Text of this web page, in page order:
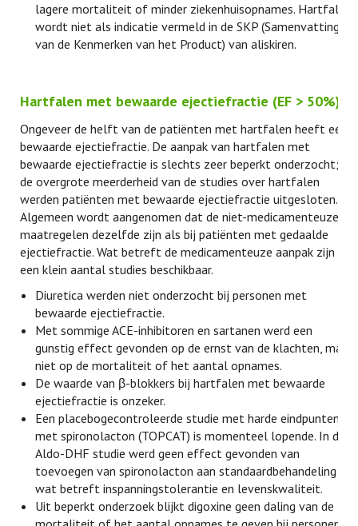
lagere mortaliteit of minder ziekenhuisopnames. Hartfalen
wordt niet als indicatie vermeld in de SKP (Samenvatting
van de Kenmerken van het Product) van aliskiren.
Hartfalen met bewaarde ejectiefractie (EF > 50%)
Ongeveer de helft van de patiënten met hartfalen heeft een
bewaarde ejectiefractie. De aanpak van hartfalen met
bewaarde ejectiefractie is slechts zeer beperkt onderzocht; in
de overgrote meerderheid van de studies over hartfalen
werden patiënten met bewaarde ejectiefractie uitgesloten.
Algemeen wordt aangenomen dat de niet-medicamenteuze
maatregelen dezelfde zijn als bij patiënten met gedaalde
ejectiefractie. Wat betreft de medicamenteuze aanpak zijn er
een klein aantal studies beschikbaar.
Diuretica werden niet onderzocht bij personen met
bewaarde ejectiefractie.
Met sommige ACE-inhibitoren en sartanen werd een
gunstig effect gevonden op de ernst van de klachten, maar
niet op de mortaliteit of het aantal opnames.
De waarde van β-blokkers bij hartfalen met bewaarde
ejectiefractie is onzeker.
Een placebogecontroleerde studie met harde eindpunten
met spironolacton (TOPCAT) is momenteel lopende. In de
Aldo-DHF studie werd geen effect gevonden van
toevoegen van spironolacton aan standaardbehandeling
wat betreft inspanningstolerantie en levenskwaliteit.
Uit beperkt onderzoek blijkt digoxine geen daling van de